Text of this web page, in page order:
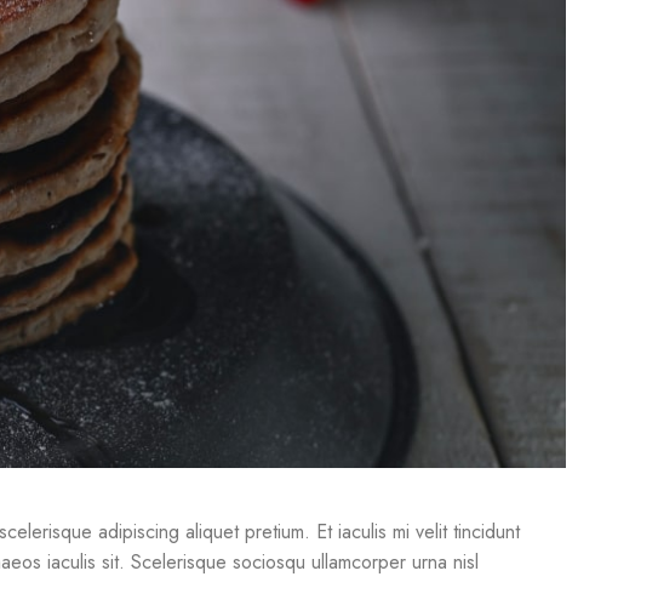
adipiscing aliquet pretium. Et iaculis mi velit tincidunt
iaculis sit. Scelerisque sociosqu ullamcorper urna nisl